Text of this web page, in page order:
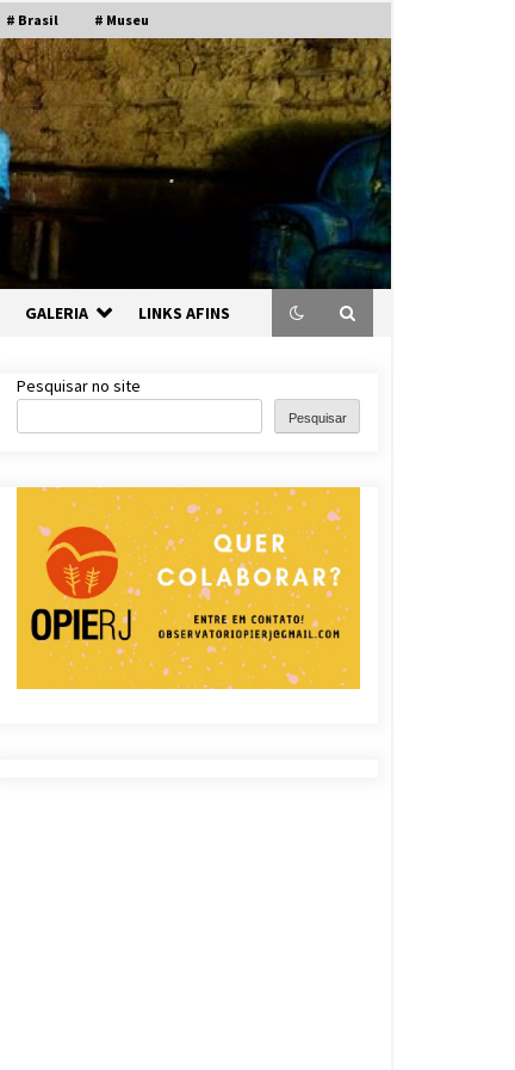
# Brasil # Museu
GALERIA LINKS AFINS
Pesquisar no site
Pesquisar